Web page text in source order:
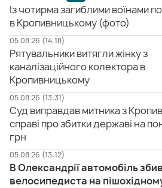
Із чотирма загиблими воїнами
в Кропивницькому (фото)
05.08.26 (14:18)
Рятувальники витягли жінку з
каналізаційного колектора в
Кропивницькому
05.08.26 (13:31)
Суд виправдав митника з
справі про збитки державі на
грн
05.08.26 (13:12)
В Олександрії автомобіль
велосипедиста на